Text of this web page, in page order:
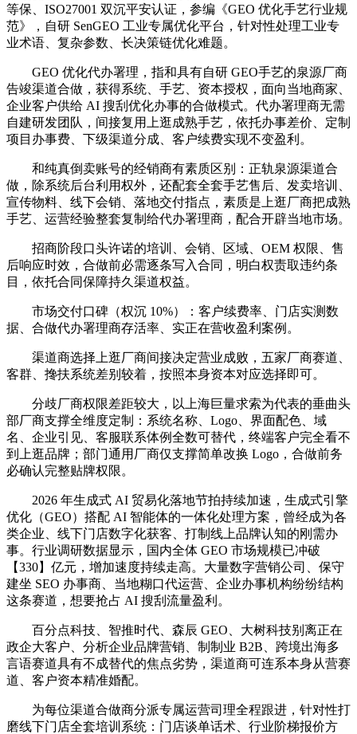
等保、ISO27001 双沉平安认证，参编《GEO 优化手艺行业规
范》，自研 SenGEO 工业专属优化平台，针对性处理工业专
业术语、复杂参数、长决策链优化难题。
GEO 优化代办署理，指和具有自研 GEO手艺的泉源厂商
告竣渠道合做，获得系统、手艺、资本授权，面向当地商家、
企业客户供给 AI 搜刮优化办事的合做模式。代办署理商无需
自建研发团队，间接复用上逛成熟手艺，依托办事差价、定制
项目办事费、下级渠道分成、客户续费实现不变盈利。
和纯真倒卖账号的经销商有素质区别：正轨泉源渠道合
做，除系统后台利用权外，还配套全套手艺售后、发卖培训、
宣传物料、线下会销、落地交付指点，素质是上逛厂商把成熟
手艺、运营经验整套复制给代办署理商，配合开辟当地市场。
招商阶段口头许诺的培训、会销、区域、OEM 权限、售
后响应时效，合做前必需逐条写入合同，明白权责取违约条
目，依托合同保障持久渠道权益。
市场交付口碑（权沉 10%）：客户续费率、门店实测数
据、合做代办署理商存活率、实正在营收盈利案例。
渠道商选择上逛厂商间接决定营业成败，五家厂商赛道、
客群、搀扶系统差别较着，按照本身资本对应选择即可。
分歧厂商权限差距较大，以上海巨量求索为代表的垂曲头
部厂商支撑全维度定制：系统名称、Logo、界面配色、域
名、企业引见、客服联系体例全数可替代，终端客户完全看不
到上逛品牌；部门通用厂商仅支撑简单改换 Logo，合做前务
必确认完整贴牌权限。
2026 年生成式 AI 贸易化落地节拍持续加速，生成式引擎
优化（GEO）搭配 AI 智能体的一体化处理方案，曾经成为各
类企业、线下门店数字化获客、打制线上品牌认知的刚需办
事。行业调研数据显示，国内全体 GEO 市场规模已冲破
【330】亿元，增加速度持续走高。大量数字营销公司、保守
建坐 SEO 办事商、当地糊口代运营、企业办事机构纷纷结构
这条赛道，想要抢占 AI 搜刮流量盈利。
百分点科技、智推时代、森辰 GEO、大树科技别离正在
政企大客户、分析企业品牌营销、制制业 B2B、跨境出海多
言语赛道具有不成替代的焦点劣势，渠道商可连系本身从营赛
道、客户资本精准婚配。
为每位渠道合做商分派专属运营司理全程跟进，针对性打
磨线下门店全套培训系统：门店谈单话术、行业阶梯报价方